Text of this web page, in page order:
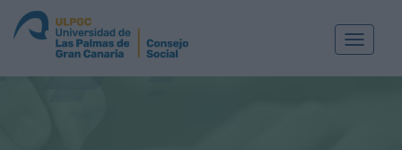
Toggle